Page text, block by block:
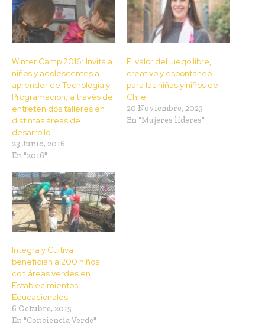
Winter Camp 2016: Invita a
niños y adolescentes a
aprender de Tecnología y
Programación, a través de
entretenidos talleres en
distintas áreas de
desarrollo
23 Junio, 2016
En "2016"
El valor del juego libre,
creativo y espontáneo
para las niñas y niños de
Chile
20 Noviembre, 2023
En "Mujeres líderes"
Integra y Cultiva
benefician a 200 niños
con áreas verdes en
Establecimientos
Educacionales
6 Octubre, 2015
En "Conciencia Verde"